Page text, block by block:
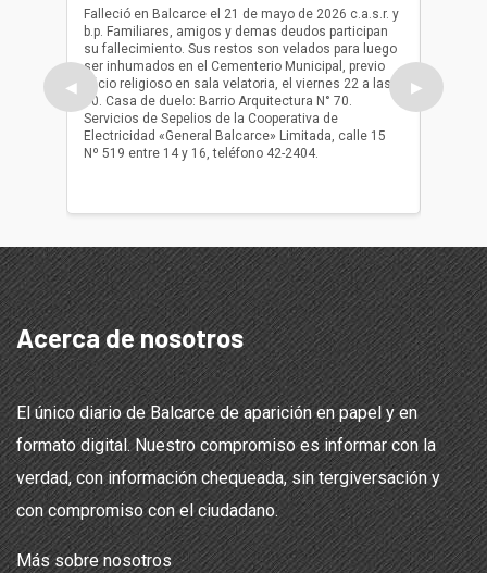
◀
Falleció en Balcarce el 21 de mayo de 2026 c.a.s.r. y
b.p. Familiares, amigos y demas deudos participan
su fallecimiento. Sus restos son velados para luego
ser inhumados en el Cementerio Municipal, previo
oficio religioso en sala velatoria, el viernes 22 a las
10. Casa de duelo: Barrio Arquitectura N° 70.
Servicios de Sepelios de la Cooperativa de
Electricidad «General Balcarce» Limitada, calle 15
Nº 519 entre 14 y 16, teléfono 42-2404.
ser
oficio
▶
Acerca de nosotros
El único diario de Balcarce de aparición en papel y en
formato digital. Nuestro compromiso es informar con la
verdad, con información chequeada, sin tergiversación y
con compromiso con el ciudadano.
Más sobre nosotros